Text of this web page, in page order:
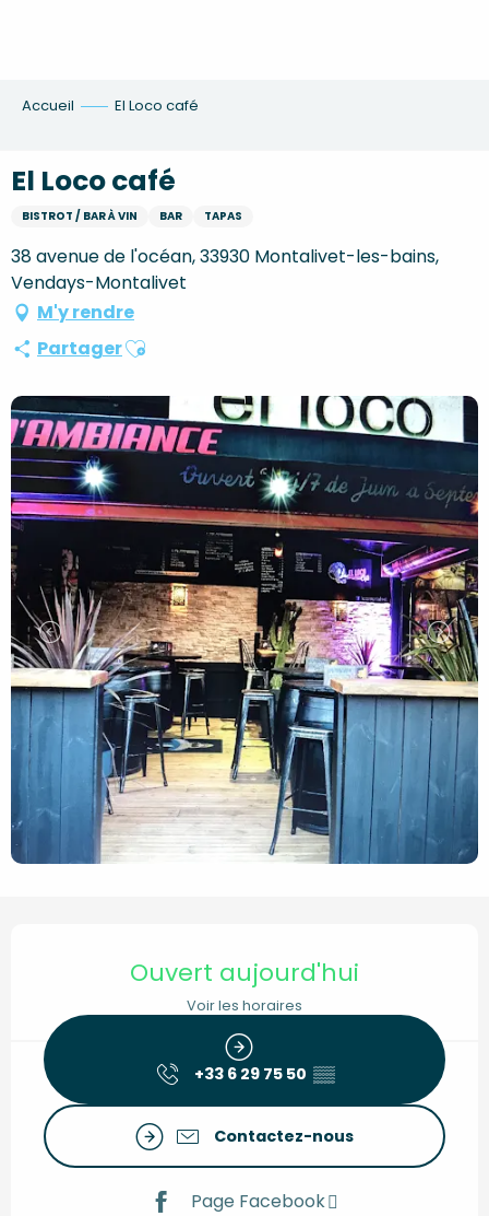
Accueil El Loco café
El Loco café
BISTROT / BAR À VIN BAR TAPAS
38 avenue de l'océan, 33930 Montalivet-les-bains,
Vendays-Montalivet
M'y rendre
PartagerAjouter aux favoris
Ouvert aujourd'hui
Voir les horaires
+33 6 29 75 50 ▒▒
Contactez-nous
Page Facebook